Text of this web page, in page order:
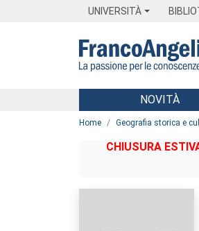
UNIVERSITÀ
Menu
NOVITÀ
Home Geografia storica e
CHIUSURA